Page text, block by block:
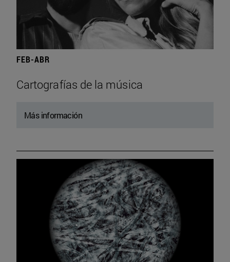
FEB-ABR
Cartografías de la música
Más información